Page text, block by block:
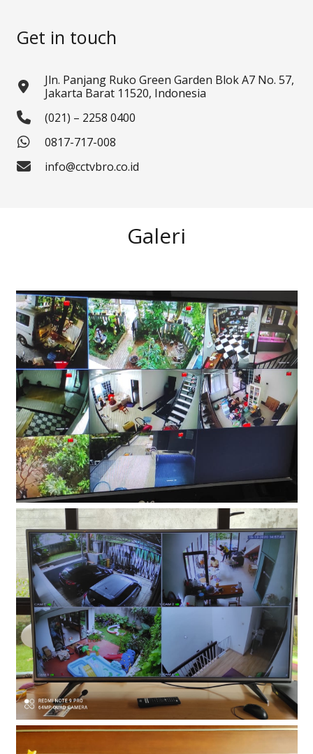
Get in touch
Jln. Panjang Ruko Green Garden Blok A7 No. 57,
Jakarta Barat 11520, Indonesia
(021) – 2258 0400
0817-717-008
info@cctvbro.co.id
Galeri